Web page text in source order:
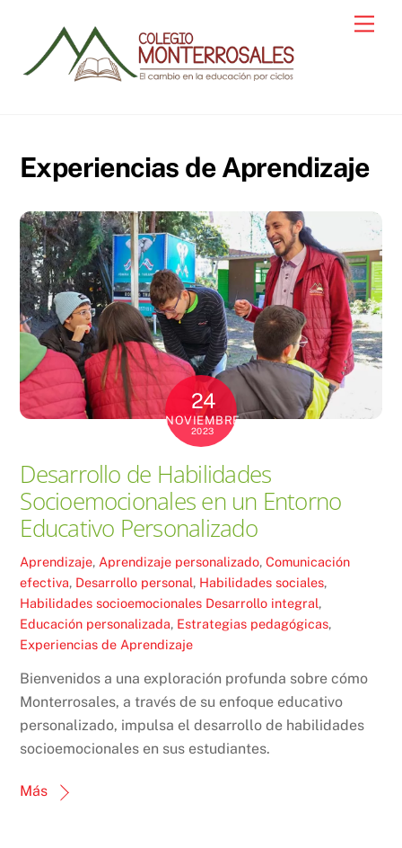
content
Experiencias de Aprendizaje
24
NOVIEMBRE
2023
Desarrollo de Habilidades
Socioemocionales en un Entorno
Educativo Personalizado
Aprendizaje, Aprendizaje personalizado,Comunicación
efectiva, Desarrollo personal, Habilidades sociales,
Habilidades socioemocionales Desarrollo integral,
Educación personalizada, Estrategias pedagógicas,
Experiencias de Aprendizaje
Bienvenidos a una exploración profunda sobre cómo
Monterrosales, a través de su enfoque educativo
personalizado, impulsa el desarrollo de habilidades
socioemocionales en sus estudiantes.
Más